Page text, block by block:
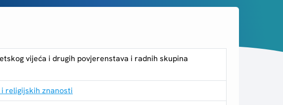
vijeća i drugih povjerenstava i radnih skupina
religijskih znanosti